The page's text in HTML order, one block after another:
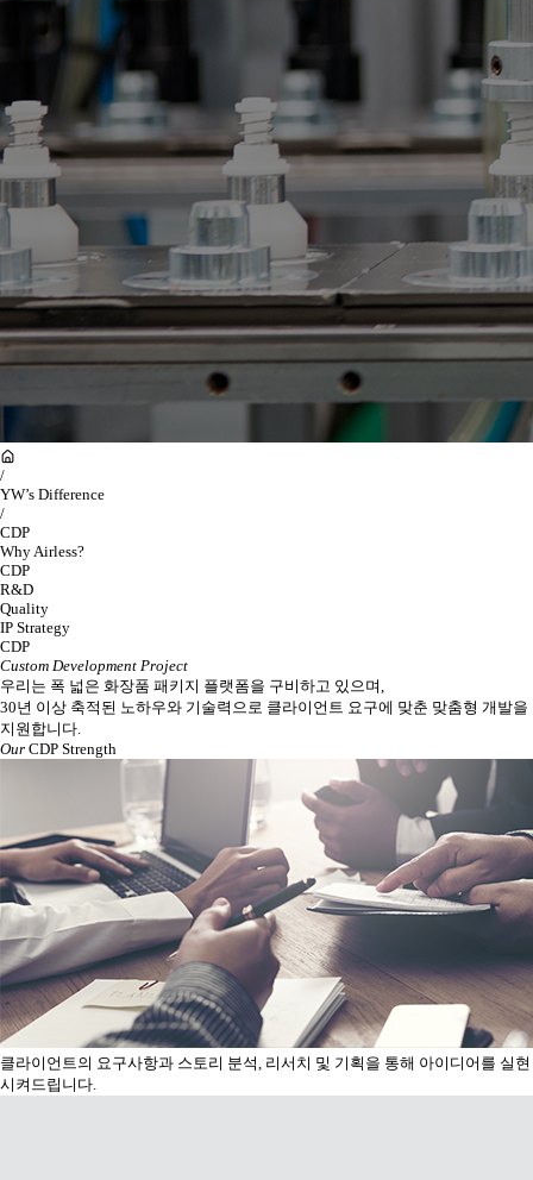
/
YW’s Difference
/
CDP
Why Airless?
CDP
R&D
Quality
IP Strategy
CDP
Custom Development Project
우리는 폭 넓은 화장품 패키지 플랫폼을 구비하고 있으며,
30년 이상 축적된 노하우와 기술력으로 클라이언트 요구에 맞춘 맞춤형 개발을
지원합니다.
Our CDP Strength
클라이언트의 요구사항과 스토리 분석, 리서치 및 기획을 통해 아이디어를 실현
시켜드립니다.